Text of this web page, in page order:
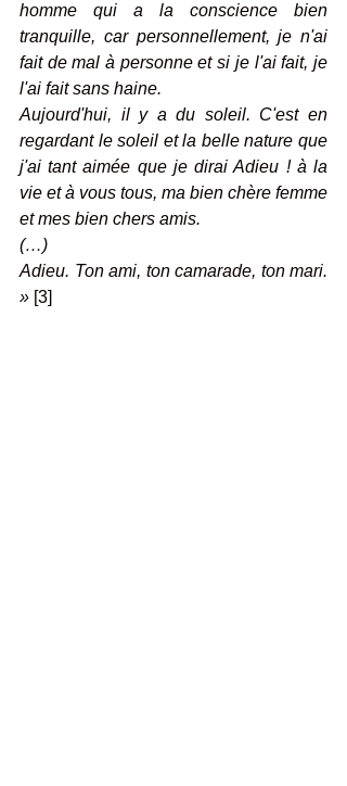
homme qui a la conscience bien
tranquille, car personnellement, je n'ai
fait de mal à personne et si je l'ai fait, je
l'ai fait sans haine.
Aujourd'hui, il y a du soleil. C'est en
regardant le soleil et la belle nature que
j'ai tant aimée que je dirai Adieu ! à la
vie et à vous tous, ma bien chère femme
et mes bien chers amis.
(…)
Adieu. Ton ami, ton camarade, ton mari.
» [3]